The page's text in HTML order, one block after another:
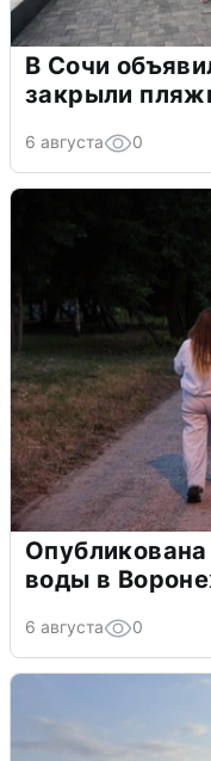
В Сочи
закрыли
6 августа 0
воды в
6 августа 0